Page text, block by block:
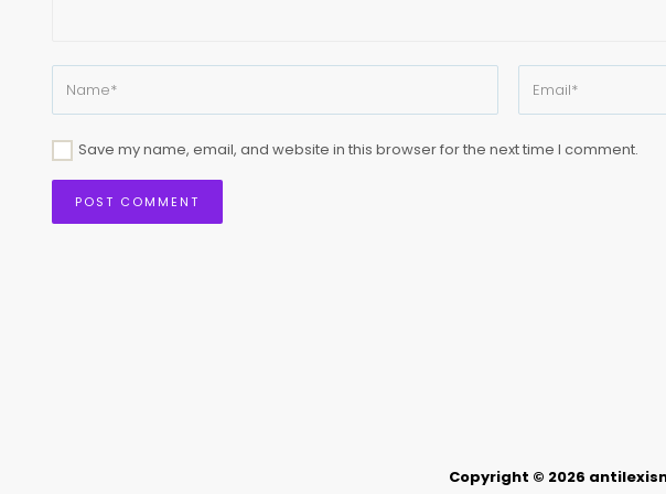
Save my name, email, and website in this browser for the next time I comment.
Copyright © 2026